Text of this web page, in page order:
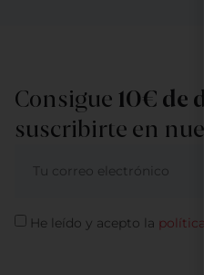
Consigue 10€ de
suscribirte en
He leído y acepto la política